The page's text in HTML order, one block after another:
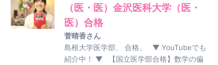
（医・医）金沢医科大学（医・
医）合格
菅晴香さん
島根大学医学部、 合格。 ▼ YouTubeでも
紹介中！ ▼ 【国立医学部合格】数学の偏